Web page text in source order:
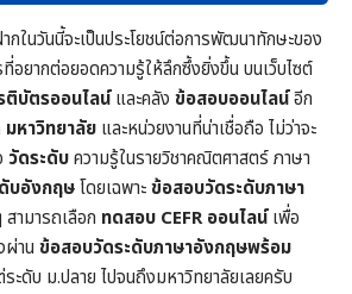
กในวันนี้จะเป็นประโยชน์ต่อการพัฒนาทักษะของ
อยากต่อยอดความรู้ให้ลึกซึ้งยิ่งขึ้น บนเว็บไซต์
ติบัตรออนไลน์และคลัง ข้อสอบออนไลน์อีก
มหาวิทยาลัย และหน่วยงานที่น่าเชื่อถือ ไม่ว่าจะ
วัดระดับความรู้ในรายวิชาคณิตศาสตร์ภาษา
บอังกฤษโดยเฉพาะข้อสอบวัดระดับภาษา
ามารถเลือก ทดสอบ CEFR ออนไลน์เพื่อ
ผ่าน ข้อสอบวัดระดับภาษาอังกฤษพร้อม
ะดับ ม.ปลาย ไปจนถึงมหาวิทยาลัยเลยครับ